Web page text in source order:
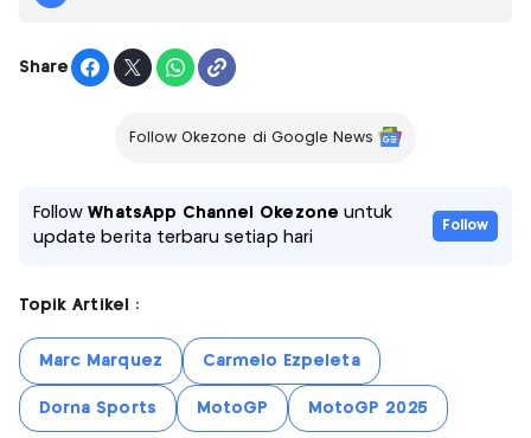
Share
Follow Okezone di Google News
FollowWhatsApp Channel Okezone untuk
update berita terbaru setiap hari
Follow
Topik Artikel :
Marc Marquez Carmelo Ezpeleta
Dorna Sports MotoGP MotoGP 2025